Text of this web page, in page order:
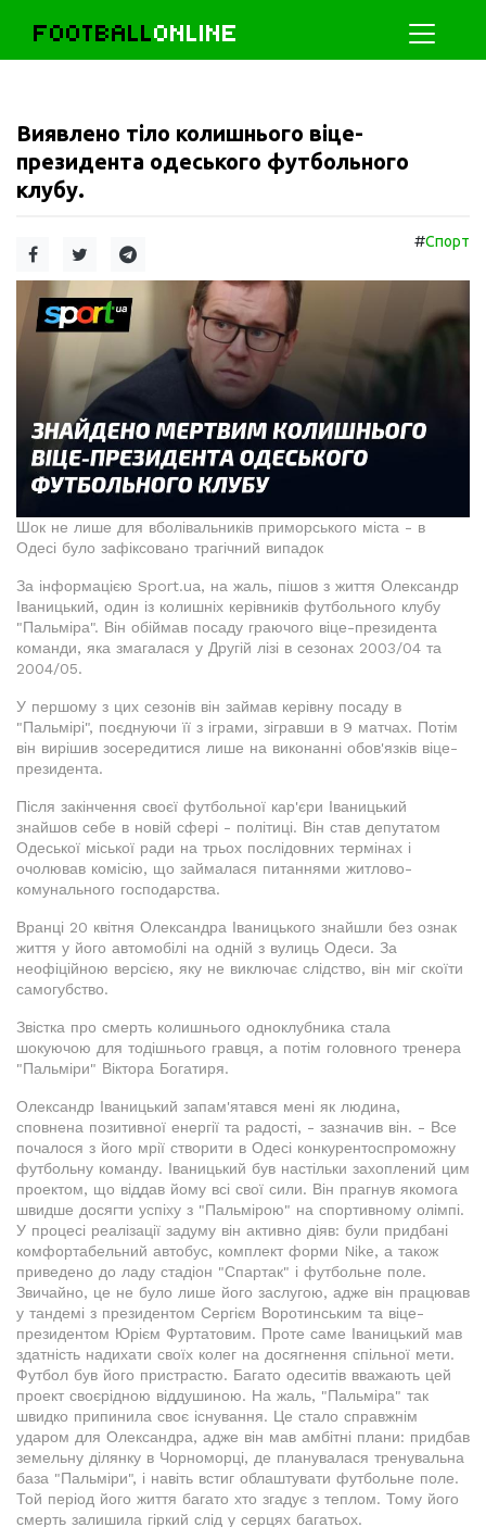
FOOTBALLONLINE
Виявлено тіло колишнього віце-
президента одеського футбольного
клубу.
#Спорт
Шок не лише для вболівальників приморського міста - в
Одесі було зафіксовано трагічний випадок
За інформацією Sport.ua, на жаль, пішов з життя Олександр
Іваницький, один із колишніх керівників футбольного клубу
"Пальміра". Він обіймав посаду граючого віце-президента
команди, яка змагалася у Другій лізі в сезонах 2003/04 та
2004/05.
У першому з цих сезонів він займав керівну посаду в
"Пальмірі", поєднуючи її з іграми, зігравши в 9 матчах. Потім
він вирішив зосередитися лише на виконанні обов'язків віце-
президента.
Після закінчення своєї футбольної кар'єри Іваницький
знайшов себе в новій сфері - політиці. Він став депутатом
Одеської міської ради на трьох послідовних термінах і
очолював комісію, що займалася питаннями житлово-
комунального господарства.
Вранці 20 квітня Олександра Іваницького знайшли без ознак
життя у його автомобілі на одній з вулиць Одеси. За
неофіційною версією, яку не виключає слідство, він міг скоїти
самогубство.
Звістка про смерть колишнього одноклубника стала
шокуючою для тодішнього гравця, а потім головного тренера
"Пальміри" Віктора Богатиря.
Олександр Іваницький запам'ятався мені як людина,
сповнена позитивної енергії та радості, - зазначив він. - Все
почалося з його мрії створити в Одесі конкурентоспроможну
футбольну команду. Іваницький був настільки захоплений цим
проектом, що віддав йому всі свої сили. Він прагнув якомога
швидше досягти успіху з "Пальмірою" на спортивному олімпі.
У процесі реалізації задуму він активно діяв: були придбані
комфортабельний автобус, комплект форми Nike, а також
приведено до ладу стадіон "Спартак" і футбольне поле.
Звичайно, це не було лише його заслугою, адже він працював
у тандемі з президентом Сергієм Воротинським та віце-
президентом Юрієм Фуртатовим. Проте саме Іваницький мав
здатність надихати своїх колег на досягнення спільної мети.
Футбол був його пристрастю. Багато одеситів вважають цей
проект своєрідною віддушиною. На жаль, "Пальміра" так
швидко припинила своє існування. Це стало справжнім
ударом для Олександра, адже він мав амбітні плани: придбав
земельну ділянку в Чорноморці, де планувалася тренувальна
база "Пальміри", і навіть встиг облаштувати футбольне поле.
Той період його життя багато хто згадує з теплом. Тому його
смерть залишила гіркий слід у серцях багатьох.